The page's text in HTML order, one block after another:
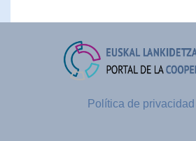
Política de